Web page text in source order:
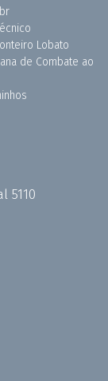
Lobato
de Combate ao
5110